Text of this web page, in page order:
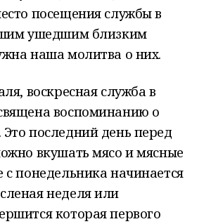
посещения службы в
ушедшим близким
наша молитва о них.
воскресная служба в
воспоминанию о
последний день перед
вкушать мясо и мясные
понедельника начинается
неделя или
которая первого